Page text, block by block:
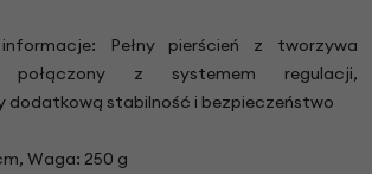
Pełny pierścień z tworzywa
połączony z systemem regulacji,
dodatkową stabilność i bezpieczeństwo
Waga: 250 g